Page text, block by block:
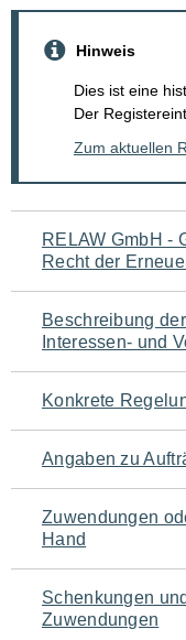
Hinweis
Dies ist eine
Der
Zum aktuellen
Navigation
für
den
RELAW GmbH -
Recht der
Beschreibung
Interessen- und
Konkrete
Angaben zu
Zuwendungen
Hand
Schenkungen
Zuwendungen